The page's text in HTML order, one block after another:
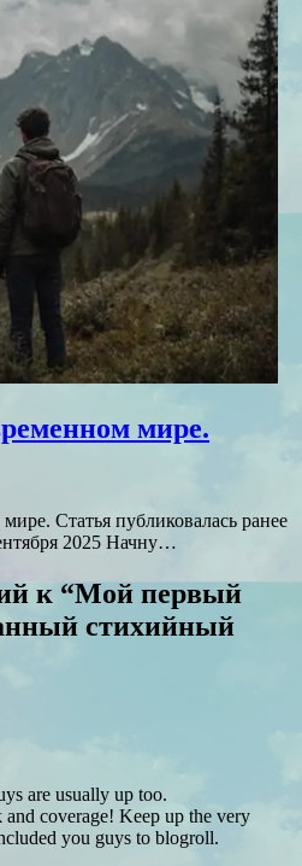
мире.
Статья публиковалась ранее
2025 Начну…
к “Мой первый
стихийный
are usually up too.
coverage! Keep up the very
you guys to blogroll.